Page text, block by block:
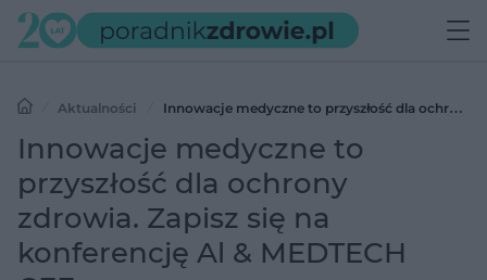
Aktualności
Innowacje medyczne to przyszłość dla ochrony
zdrowia. Zapisz się na konferencję Al & MEDTECH CEE
Innowacje medyczne to
przyszłość dla ochrony
zdrowia. Zapisz się na
konferencję Al & MEDTECH